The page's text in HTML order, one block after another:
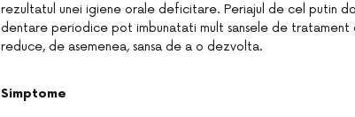
rezultatul unei igiene orale deficitare. Periajul de cel putin
dentare periodice pot imbunatati mult sansele de tratament
reduce, de asemenea, sansa de a o dezvolta.
Simptome